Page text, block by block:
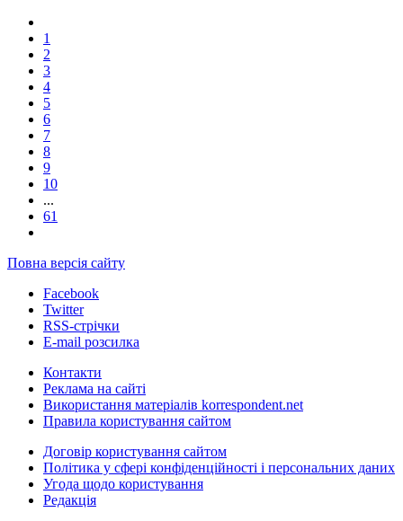
1
2
3
4
5
6
7
8
9
10
...
61
Повна версія сайту
Facebook
Twitter
RSS-стрічки
E-mail розсилка
Контакти
Реклама на сайті
Використання матеріалів korrespondent.net
Правила користування сайтом
Договір користування сайтом
Політика у сфері конфіденційності і персональних даних
Угода щодо користування
Редакція